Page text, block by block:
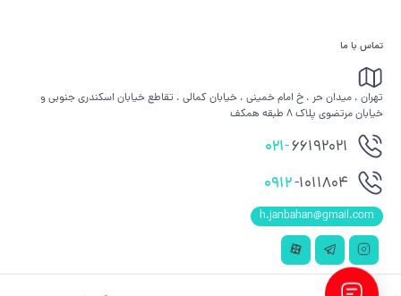
تماس با ما
تهران ، میدان حر ، خ امام خمینی ، خیابان کمالی ، تقاطع خیابان اسکندری جنوبی و
خیابان مرتضوی پلاک 8 طبقه همکف
021-66192021
0912-1011804
h.janbahan@gmail.com